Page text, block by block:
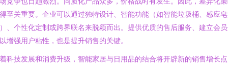
至关重要。企业可以通过独特设计、智能功能（如智能垃圾桶、感应
、个性化定制或跨界联名来脱颖而出。提供优质的售后服务、建立会
增强用户粘性，也是提升销售的关键。
科技发展和消费升级，智能家居与日用品的结合将开辟新的销售增长